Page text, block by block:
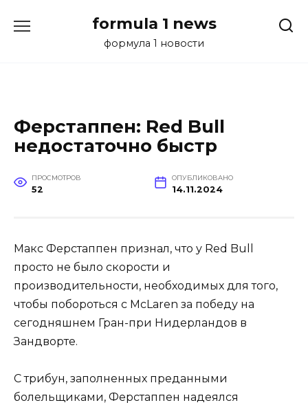
formula 1 news
формула 1 новости
Ферстаппен: Red Bull
недостаточно быстр
ПРОСМОТРОВ
52
ОПУБЛИКОВАНО
14.11.2024
Макс Ферстаппен признал, что у Red Bull
просто не было скорости и
производительности, необходимых для того,
чтобы побороться с McLaren за победу на
сегодняшнем Гран-при Нидерландов в
Зандворте.
С трибун, заполненных преданными
болельщиками, Ферстаппен надеялся